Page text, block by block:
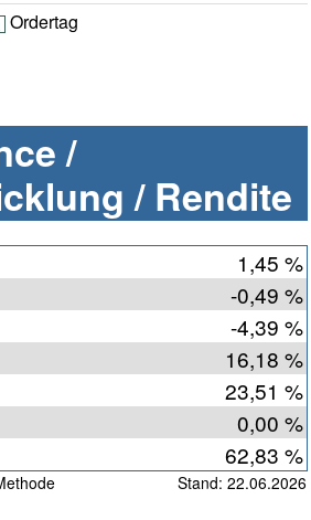
Ordertag
/
/ Rendite
1,45 %
-0,49 %
-4,39 %
16,18 %
23,51 %
0,00 %
62,83 %
Stand: 22.06.2026